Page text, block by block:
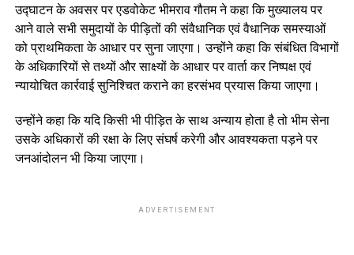
उद्घाटन के अवसर पर एडवोकेट भीमराव गौतम ने कहा कि मुख्यालय पर
आने वाले सभी समुदायों के पीड़ितों की संवैधानिक एवं वैधानिक समस्याओं
को प्राथमिकता के आधार पर सुना जाएगा। उन्होंने कहा कि संबंधित विभागों
के अधिकारियों से तथ्यों और साक्ष्यों के आधार पर वार्ता कर निष्पक्ष एवं
न्यायोचित कार्रवाई सुनिश्चित कराने का हरसंभव प्रयास किया जाएगा।
उन्होंने कहा कि यदि किसी भी पीड़ित के साथ अन्याय होता है तो भीम सेना
उसके अधिकारों की रक्षा के लिए संघर्ष करेगी और आवश्यकता पड़ने पर
जनआंदोलन भी किया जाएगा।
ADVERTISEMENT